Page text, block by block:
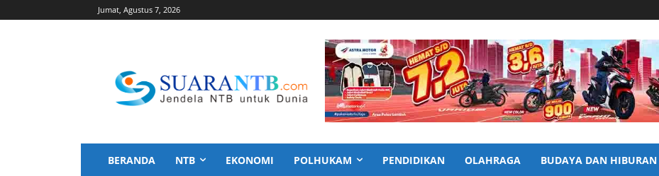
Jumat, Agustus 7, 2026
BERANDA NTB EKONOMI POLHUKAM PENDIDIKAN OLAHRAGA BUDAYA DAN HIBURAN